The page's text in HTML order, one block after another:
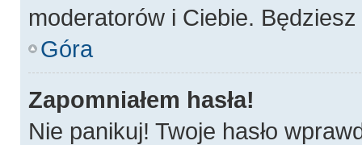
moderatorów i Ciebie.
Góra
Zapomniałem hasła!
Nie panikuj! Twoje hasło